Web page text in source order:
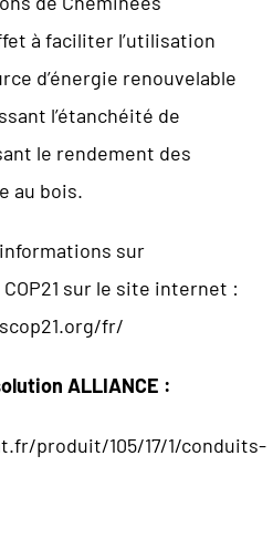
à faciliter l’utilisation
d’énergie renouvelable
l’étanchéité de
le rendement des
au bois.
sur
sur le site internet :
fr/
ALLIANCE :
produit/105/17/1/conduits-